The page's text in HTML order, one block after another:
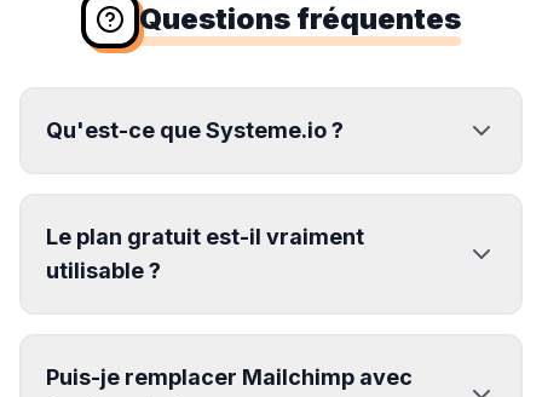
Questions fréquentes
Qu'est-ce que Systeme.io ?
Le plan gratuit est-il vraiment
utilisable ?
Puis-je remplacer Mailchimp avec